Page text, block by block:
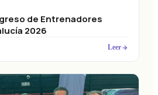
de Entrenadores
2026
Leer